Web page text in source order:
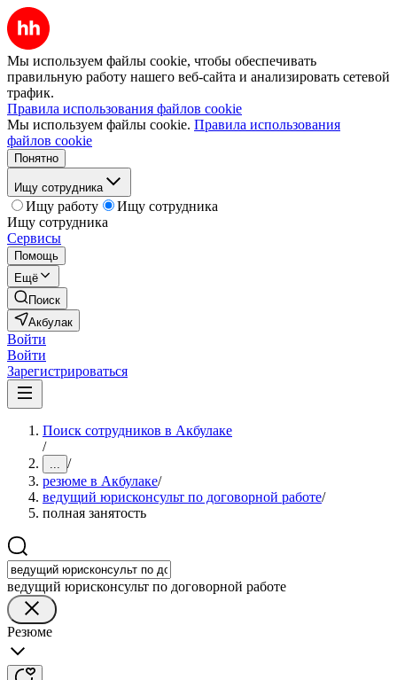
Мы используем файлы cookie, чтобы обеспечивать
правильную работу нашего веб-сайта и анализировать сетевой
трафик.
Правила использования файлов cookie
Мы используем файлы cookie. Правила использования
файлов cookie
Понятно
Ищу сотрудника
Ищу работу
Ищу сотрудника
Ищу сотрудника
Сервисы
Помощь
Ещё
Поиск
Акбулак
Войти
Войти
Зарегистрироваться
Поиск сотрудников в Акбулаке
/
... /
резюме в Акбулаке/
ведущий юрисконсульт по договорной работе/
полная занятость
ведущий юрисконсульт по договорной работе
Резюме